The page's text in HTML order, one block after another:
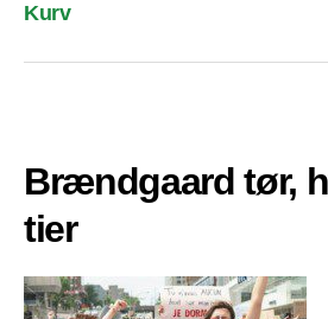
Kurv
Brændgaard tør,
tier